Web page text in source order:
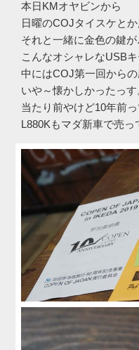
本日KMオヤビンから
日曜のCOJタイスケとか
それと一緒に金色の鍵が
こんなオシャレなUSB
中にはCOJ第一回からの
いや～懐かしかったっす
当たり前やけど10年前
L880Kもマダ新車で売っ